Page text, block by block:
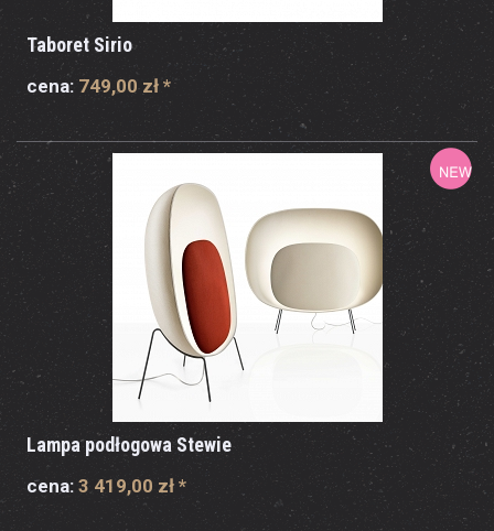
Taboret Sirio
cena: 749,00 zł *
Lampa podłogowa Stewie
cena: 3 419,00 zł *